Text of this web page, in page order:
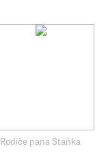
Rodiče pana Staňka